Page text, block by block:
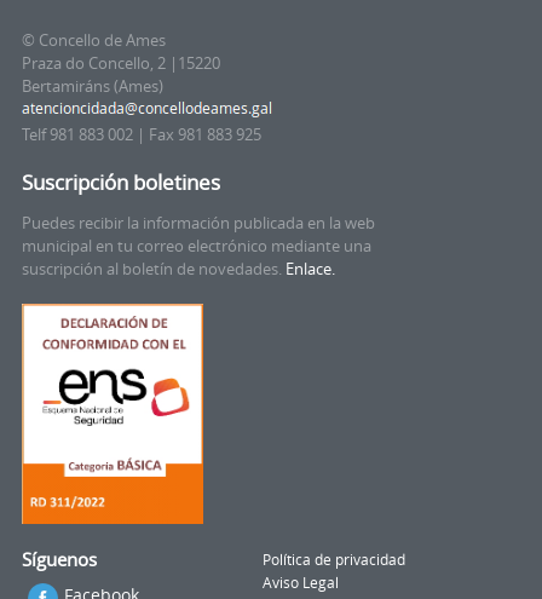
© Concello de Ames
Praza do Concello, 2 |15220
Bertamiráns (Ames)
Telf 981 883 002 | Fax 981 883 925
Suscripción boletines
Puedes recibir la información publicada en la web
municipal en tu correo electrónico mediante una
suscripción al boletín de novedades. Enlace.
Síguenos
Política de privacidad
Aviso Legal